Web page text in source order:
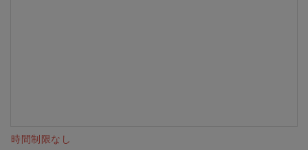
時間制限なし